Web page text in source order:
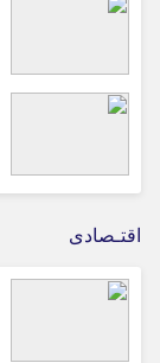
اقتـصادی